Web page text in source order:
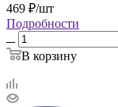
469 ₽/шт
Подробности
В корзину